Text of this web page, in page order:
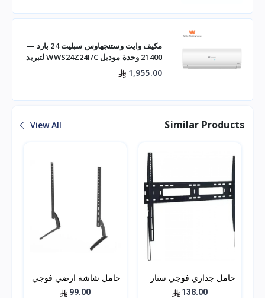
مكيف وايت وستنجهاوس سبليت 24 بارد —
21400 وحدة موديل WWS24Z24I/C لتبريد
فعال للم
1,955.00
Similar Products
View All
حامل جداري فوجي ستار
138.00
حامل شاشة ارضي فوجي
99.00